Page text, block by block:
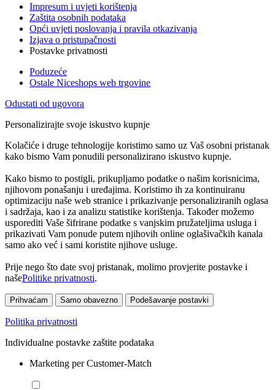
Impresum i uvjeti korištenja
Zaštita osobnih podataka
Opći uvjeti poslovanja i pravila otkazivanja
Izjava o pristupačnosti
Postavke privatnosti
Poduzeće
Ostale Niceshops web trgovine
Odustati od ugovora
Personalizirajte svoje iskustvo kupnje
Kolačiće i druge tehnologije koristimo samo uz Vaš osobni pristanak
kako bismo Vam ponudili personalizirano iskustvo kupnje.
Kako bismo to postigli, prikupljamo podatke o našim korisnicima,
njihovom ponašanju i uređajima. Koristimo ih za kontinuiranu
optimizaciju naše web stranice i prikazivanje personaliziranih oglasa
i sadržaja, kao i za analizu statistike korištenja. Također možemo
usporediti Vaše šifrirane podatke s vanjskim pružateljima usluga i
prikazivati Vam ponude putem njihovih online oglašivačkih kanala
samo ako već i sami koristite njihove usluge.
Prije nego što date svoj pristanak, molimo provjerite postavke i
našePolitike privatnosti.
Prihvaćam Samo obavezno Podešavanje postavki
Politika privatnosti
Individualne postavke zaštite podataka
Marketing per Customer-Match